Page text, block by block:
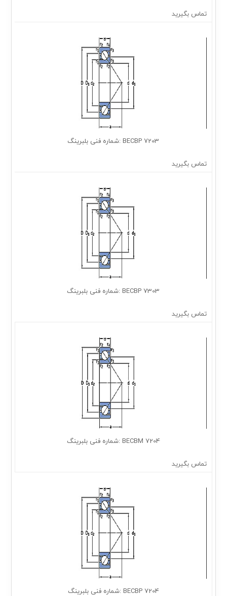
تماس بگیرید
7203 BECBP :شماره فنی بلبرینگ
تماس بگیرید
7303 BECBP :شماره فنی بلبرینگ
تماس بگیرید
7204 BECBM :شماره فنی بلبرینگ
تماس بگیرید
7204 BECBP :شماره فنی بلبرینگ